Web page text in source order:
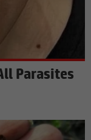
Parasites